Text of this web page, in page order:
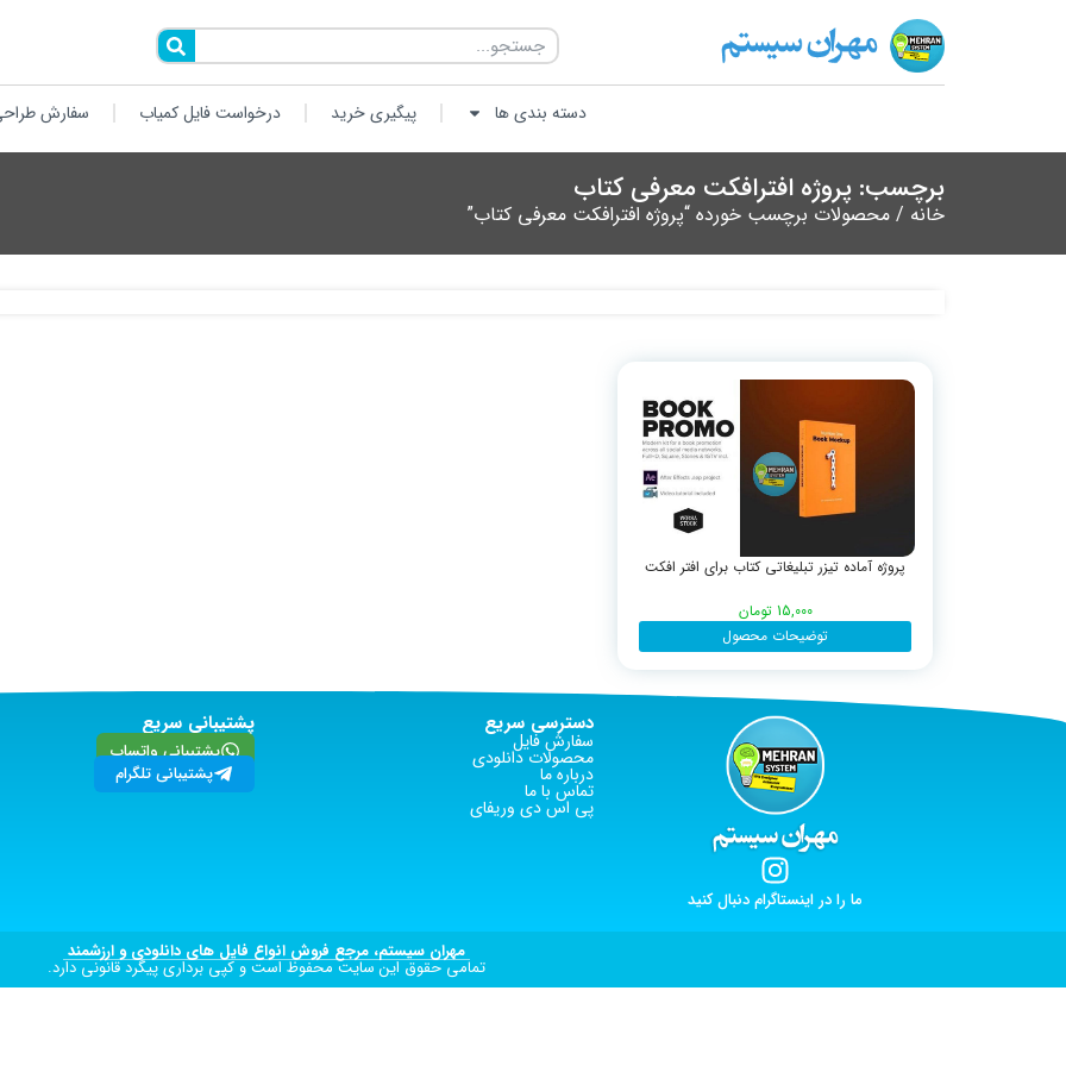
دسته بندی ها پیگیری خرید درخواست فایل کمیاب سفارش
برچسب: پروژه افترافکت معرفی کتاب
خانه / محصولات برچسب خورده “پروژه افترافکت معرفی کتاب”
پروژه آماده تیزر تبلیغاتی کتاب برای افتر افکت
15,000 تومان
توضیحات محصول
ما را در اینستاگرام دنبال کنید
دسترسی سریع
سفارش فایل
محصولات دانلودی
درباره ما
تماس با ما
پی اس دی وریفای
پشتیبانی سریع
پشتیبانی واتساپ
پشتیبانی تلگرام
مهران سیستم، مرجع فروش انواع فایل های دانلودی و ارزشمند
تمامی حقوق این سایت محفوظ است و کپی برداری پیگرد قانونی دارد.